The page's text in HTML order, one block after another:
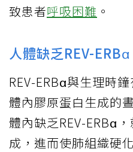
致患者呼吸困難 。
人體缺乏REV-
REV-ERBα與生理時
體內膠原蛋白生成的
體內缺乏REV-ERBα
成，進而使肺組織硬